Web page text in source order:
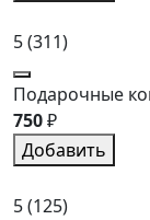
5(311)
Подарочные
750₽
Добавить
5(125)